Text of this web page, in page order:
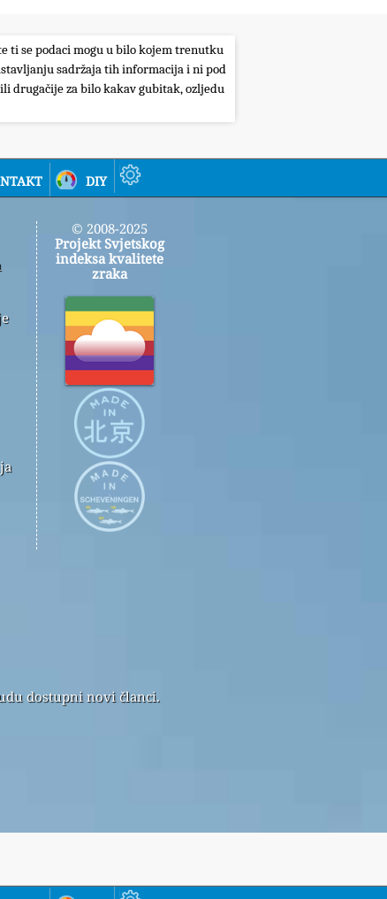
ti se podaci mogu u bilo kojem trenutku
sadržaja tih informacija i ni pod
drugačije za bilo kakav gubitak, ozljedu
diy
© 2008-2025
Projekt Svjetskog
indeksa kvalitete
zraka
dostupni novi članci.